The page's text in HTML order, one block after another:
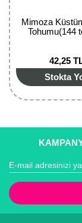
Mimoza
Tohumu(144
42,25
Stokta